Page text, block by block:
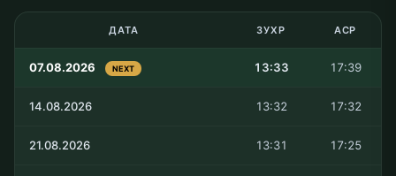
ДАТА ЗУХР АСР
07.08.2026 NEXT 13:33 17:39
14.08.2026 13:32 17:32
21.08.2026 13:31 17:25